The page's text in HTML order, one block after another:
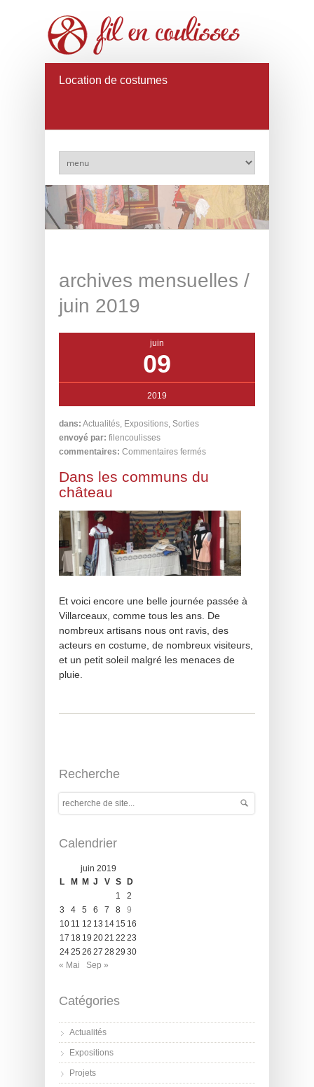
Location de costumes
archives mensuelles /
juin 2019
juin
09
2019
dans: Actualités, Expositions, Sorties
envoyé par: filencoulisses
commentaires: Commentaires fermés
Dans les communs du
château
Et voici encore une belle journée passée à
Villarceaux, comme tous les ans. De
nombreux artisans nous ont ravis, des
acteurs en costume, de nombreux visiteurs,
et un petit soleil malgré les menaces de
pluie.
Recherche
Calendrier
juin 2019
L
M M J V S
D
1
2
3
4 5 6 7 8
9
10 11 12 13 14 15 16
17 18 19 2021 22 23
2425 26 27 2829 30
« Mai
Sep »
Catégories
Actualités
Expositions
Projets